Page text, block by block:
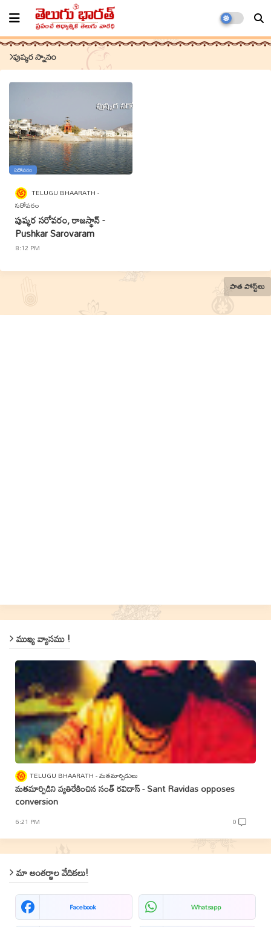
పుష్కర స్నానం
సరోవరం
TELUGU BHAARATH
సరోవరం
పుష్కర సరోవరం, రాజస్థాన్ -
Pushkar Sarovaram
8:12 PM
పాత పోస్ట్‌లు
ముఖ్య వ్యాసము !
TELUGU BHAARATH మతమార్పిడులు
మతమార్పిడిని వ్యతిరేకించిన సంత్‌ రవిదాస్‌ - Sant Ravidas opposes
conversion
6:21 PM 0
మా అంతర్జాల వేదికలు!
Facebook Whatsapp